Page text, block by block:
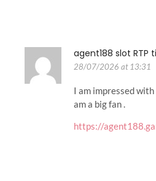
agent188 slot RTP
28/07/2026 at 13:31
I am impressed
am a big fan .
https://